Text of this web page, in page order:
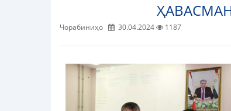
Чорабиниҳо 30.04.2024 1187